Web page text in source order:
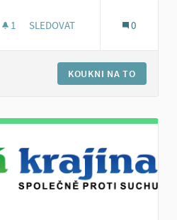
1 1 SLEDUJÍCÍ
SLEDOVAT 0
KOUKNI NA TO